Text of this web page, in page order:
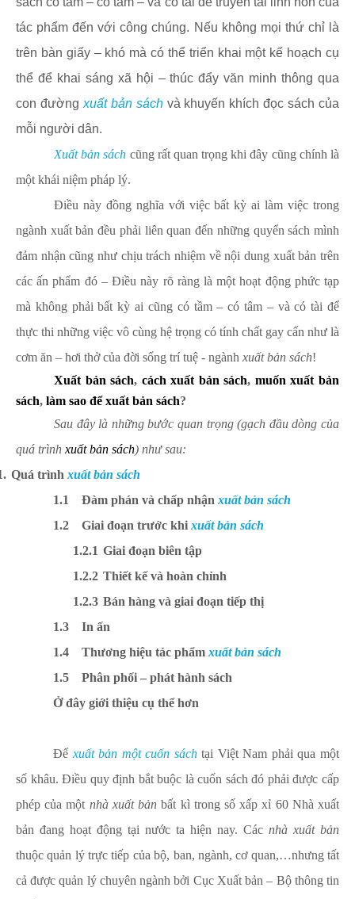
tác phẩm đến với công chúng. Nếu không mọi thứ chỉ là
trên bàn giấy – khó mà có thể triển khai một kế hoạch cụ
thể để khai sáng xã hội – thúc đẩy văn minh thông qua
con đường xuất bản sáchvà khuyến khích đọc sách của
mỗi người dân.
Xuất bản sách cũng rất quan trọng khi đây cũng chính là
một khái niệm pháp lý.
Điều này đồng nghĩa với việc bất kỳ ai làm việc trong
ngành xuất bản đều phải liên quan đến những quyển sách mình
đảm nhận cũng như chịu trách nhiệm về nội dung xuất bản trên
các ấn phẩm đó – Điều này rõ ràng là một hoạt động phức tạp
mà không phải bất kỳ ai cũng có tầm – có tâm – và có tài để
thực thi những việc vô cùng hệ trọng có tính chất gay cấn như là
cơm ăn – hơi thở của đời sống trí tuệ - ngành xuất bản sách!
Xuất bản sách, cách xuất bản sách, muốn xuất bản
sách, làm sao để xuất bản sách?
Sau đây là những bước quan trọng (gạch đầu dòng của
quá trình xuất bản sách) như sau:
Quá trình xuất bản sách
1.1
Đàm phán và chấp nhậnxuất bản sách
1.2
Giai đoạn trước khixuất bản sách
1.2.1 Giai đoạn biên tập
1.2.2 Thiết kế và hoàn chỉnh
1.2.3 Bán hàng và giai đoạn tiếp thị
1.3
In ấn
1.4
Thương hiệu tác phẩmxuất bản sách
1.5
Phân phối – phát hành sách
Ở đây giới thiệu cụ thể hơn
Để xuất bản một cuốn sáchtại Việt Nam phải qua một
số khâu. Điều quy định bắt buộc là cuốn sách đó phải được cấp
phép của một nhà xuất bản bất kì trong số xấp xỉ 60 Nhà xuất
bản đang hoạt động tại nước ta hiện nay. Các nhà xuất bản
thuộc quản lý trực tiếp của bộ, ban, ngành, cơ quan,…nhưng tất
cả được quản lý chuyên ngành bởi Cục Xuất bản – Bộ thông tin